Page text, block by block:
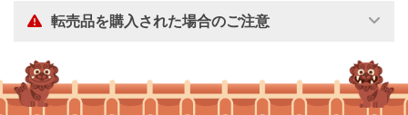
転売品を購入された場合のご注意